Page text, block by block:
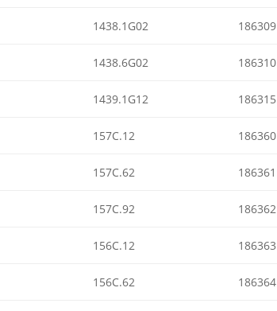
1438.1G02 186309
1438.6G02 186310
1439.1G12 186315
157C.12 186360
157C.62 186361
157C.92 186362
156C.12 186363
156C.62 186364